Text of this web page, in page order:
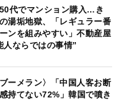
代でマンション購入…き
湯垢地獄、「レギュラー番
ンを組みやすい」不動産屋
人ならではの事情”
ーメラン〉「中国人客お断
持てない72%」韓国で噴き